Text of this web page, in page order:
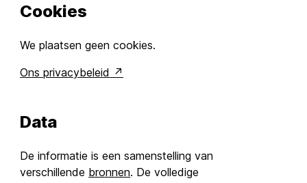
Cookies
We plaatsen geen cookies.
Ons privacybeleid
Data
De informatie is een samenstelling van
verschillende bronnen. De volledige